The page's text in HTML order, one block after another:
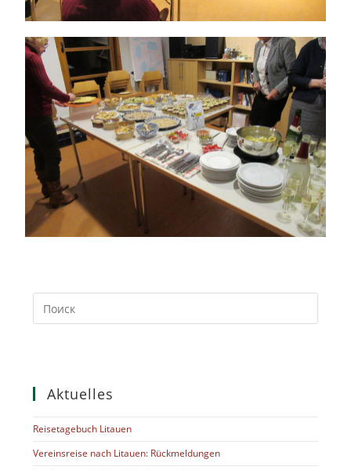
Aktuelles
Reisetagebuch Litauen
Vereinsreise nach Litauen: Rückmeldungen